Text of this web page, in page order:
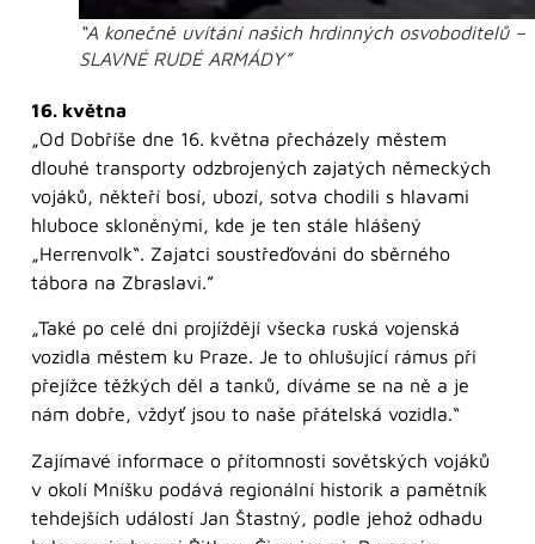
“A konečně uvítání našich hrdinných osvoboditelů –
SLAVNÉ RUDÉ ARMÁDY”
16. května
„Od Dobříše dne 16. května přecházely městem
dlouhé transporty odzbrojených zajatých německých
vojáků, někteří bosí, ubozí, sotva chodili s hlavami
hluboce skloněnými, kde je ten stále hlášený
„Herrenvolk“. Zajatci soustřeďováni do sběrného
tábora na Zbraslavi.”
„Také po celé dni projíždějí všecka ruská vojenská
vozidla městem ku Praze. Je to ohlušující rámus při
přejížce těžkých děl a tanků, díváme se na ně a je
nám dobře, vždyť jsou to naše přátelská vozidla.“
Zajímavé informace o přítomnosti sovětských vojáků
v okolí Mníšku podává regionální historik a pamětník
tehdejších událostí Jan Štastný, podle jehož odhadu